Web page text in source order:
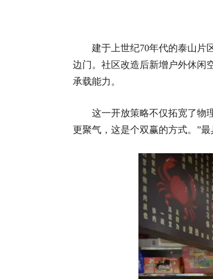
建于上世纪70年代的泰山片
边门。社区改造后新增户外休闲
承载能力。
这一开放策略不仅拓宽了物
更聚气，这是个双赢的方式。”